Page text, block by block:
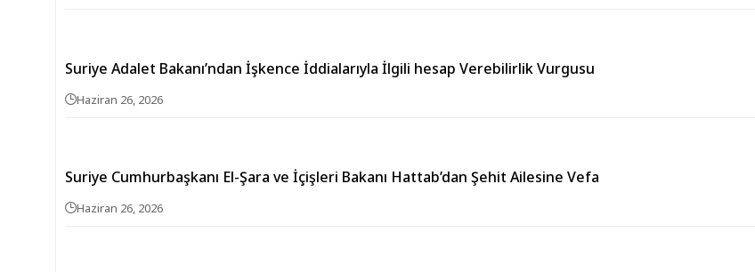
Suriye Adalet Bakanı’ndan İşkence İddialarıyla İlgili hesap Verebilirlik Vurgusu
Haziran 26, 2026
Suriye Cumhurbaşkanı El-Şara ve İçişleri Bakanı Hattab’dan Şehit Ailesine Vefa
Haziran 26, 2026